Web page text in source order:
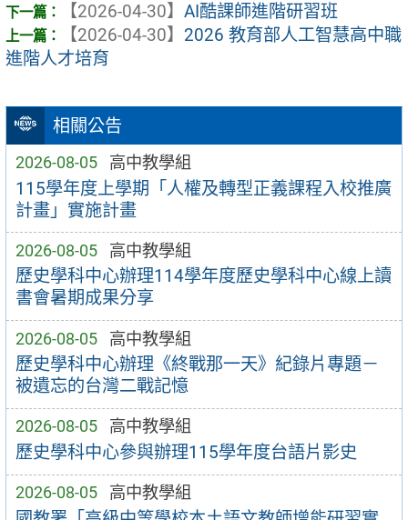
相關公告
2026-08-05 高中教學組
115學年度上學期「人權及轉型正義課程入校推廣
計畫」實施計畫
2026-08-05 高中教學組
歷史學科中心辦理114學年度歷史學科中心線上讀
書會暑期成果分享
2026-08-05 高中教學組
歷史學科中心辦理《終戰那一天》紀錄片專題－
被遺忘的台灣二戰記憶
2026-08-05 高中教學組
歷史學科中心參與辦理115學年度台語片影史
2026-08-05 高中教學組
【2026-04-30】 AI酷課師進階研習班
【2026-04-30】 2026 教育部人工智慧高中職
進階人才培育